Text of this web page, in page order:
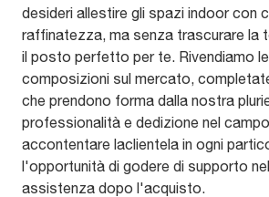
desideri allestire gli spazi indoor con
raffinatezza, ma senza trascurare la
il posto perfetto per te. Rivendiamo le
composizioni sul mercato,
che prendono forma dalla nostra
professionalità e dedizione nel
accontentare laclientela in ogni
l'opportunità di godere di supporto
assistenza dopo l'acquisto.